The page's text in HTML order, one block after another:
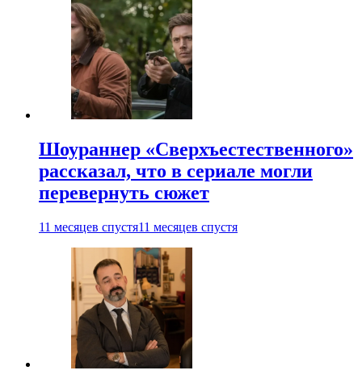
Шоураннер «Сверхъестественного»
рассказал, что в сериале могли
перевернуть сюжет
11 месяцев спустя11 месяцев спустя